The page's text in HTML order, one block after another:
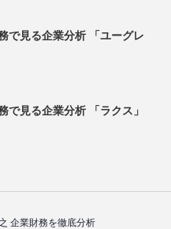
で見る企業分析 「ユーグレ
で見る企業分析 「ラクス」
企業財務を徹底分析